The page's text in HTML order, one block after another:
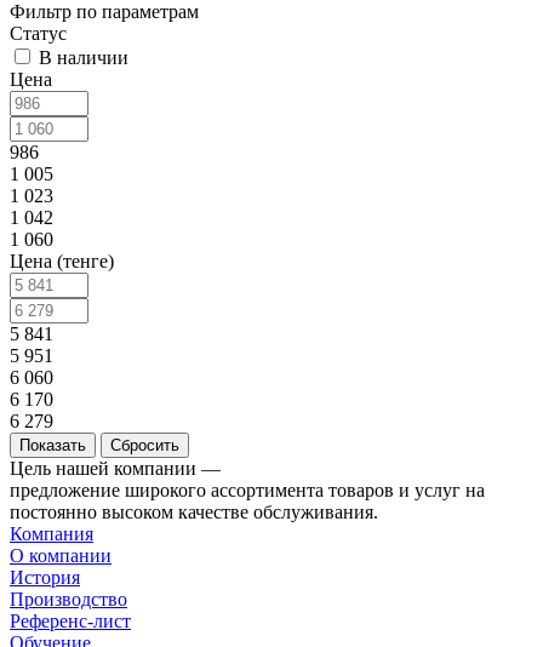
Фильтр по параметрам
Статус
В наличии
Цена
986
1 005
1 023
1 042
1 060
Цена (тенге)
5 841
5 951
6 060
6 170
6 279
Сбросить
Цель нашей компании —
предложение широкого ассортимента товаров и услуг на
постоянно высоком качестве обслуживания.
Компания
О компании
История
Производство
Референс-лист